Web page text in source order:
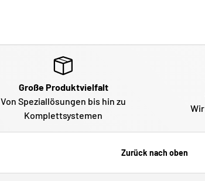
Große Produktvielfalt
Von Speziallösungen bis hin zu
Komplettsystemen
Zurück nach oben